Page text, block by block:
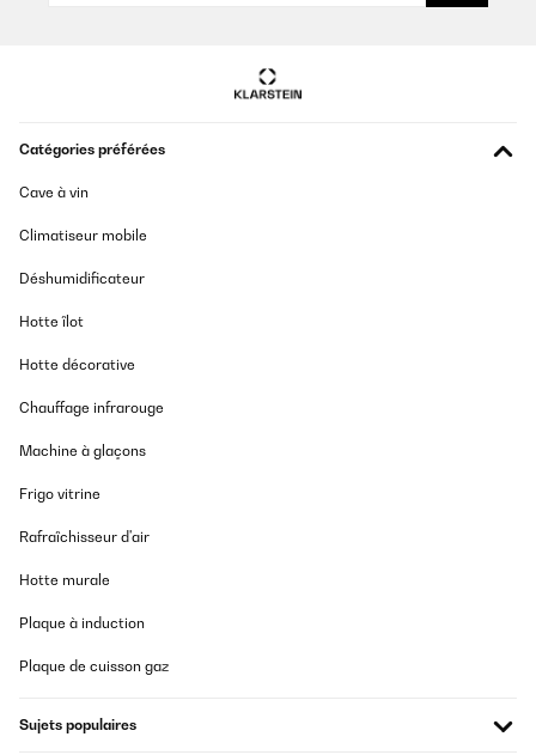
Catégories préférées
Cave à vin
Climatiseur mobile
Déshumidificateur
Hotte îlot
Hotte décorative
Chauffage infrarouge
Machine à glaçons
Frigo vitrine
Rafraîchisseur d'air
Hotte murale
Plaque à induction
Plaque de cuisson gaz
Sujets populaires